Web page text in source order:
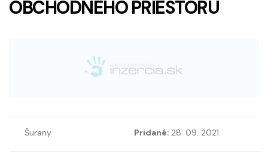
OBCHODNÉHO PRIESTORU
Šurany Pridané: 28. 09. 2021